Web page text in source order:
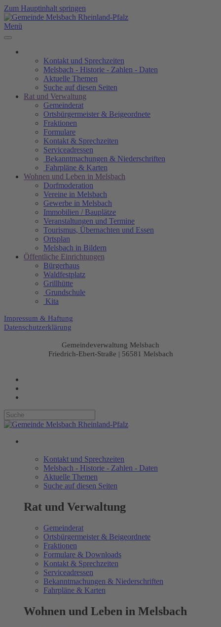
Zum Hauptinhalt springen
Menü
Kontakt und Sprechzeiten
Melsbach - Historie - Zahlen - Daten
Aktuelle Themen
Suche auf diesen Seiten
Rat und Verwaltung
Gemeinderat
Ortsbürgermeister & Beigeordnete
Fraktionen
Formulare
Kontakt & Sprechzeiten
Serviceadressen
Bekanntmachungen & Niederschriften
Fahrpläne & Karten
Wohnen und Leben in Melsbach
Dorfmoderation
Vereine in Melsbach
Gewerbe in Melsbach
Immobilien / Bauplätze
Veranstaltungen und Termine
Tourismus, Übernachten und Essen
Ortsplan
Melsbach in Bildern
Öffentliche Einrichtungen
Bürgerhaus
Waldfestplatz
Grillhütte
Grundschule
Kita
Impressum & Haftung
Datenschutzerklärung
Gemeindeverwaltung Melsbach
Friedrich-Ebert-Straße | 56581 Melsbach
Kontakt und Sprechzeiten
Melsbach - Historie - Zahlen - Daten
Aktuelle Themen
Suche auf diesen Seiten
Rat und Verwaltung
Gemeinderat
Ortsbürgermeister & Beigeordnete
Fraktionen
Formulare & Downloads
Kontakt & Sprechzeiten
Serviceadressen
Bekanntmachungen & Niederschriften
Fahrpläne & Karten
Wohnen und Leben in Melsbach